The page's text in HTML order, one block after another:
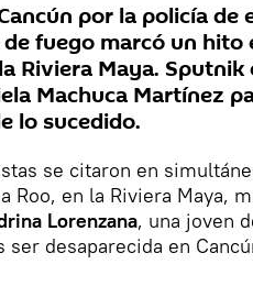
por la policía de
fuego marcó un hito
Riviera Maya. Sputnik
Machuca Martínez
lo sucedido.
se citaron en
Roo, en la Riviera Maya,
Lorenzana, una joven
desaparecida en